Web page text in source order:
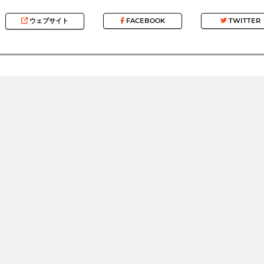
ウェブサイト FACEBOOK TWITTER